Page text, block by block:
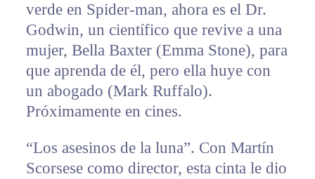
verde en Spider-man, ahora es el Dr.
Godwin, un científico que revive a una
mujer, Bella Baxter (Emma Stone), para
que aprenda de él, pero ella huye con
un abogado (Mark Ruffalo).
Próximamente en cines.
“Los asesinos de la luna”. Con Martín
Scorsese como director, esta cinta le dio